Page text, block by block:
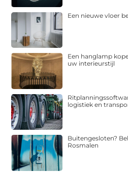
Een nieuwe vloer
Een hanglamp
uw interieurstijl
logistiek en
Buitengesloten?
Rosmalen